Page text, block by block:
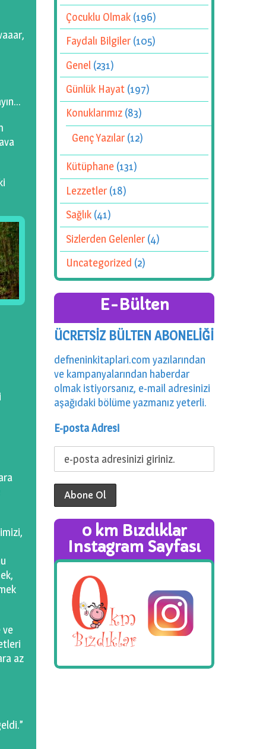
ve
az
Çocuklu Olmak (196)
Faydalı Bilgiler(105)
Genel (231)
Günlük Hayat (197)
Konuklarımız (83)
Genç Yazılar(12)
Kütüphane (131)
Lezzetler(18)
Sağlık (41)
Sizlerden Gelenler(4)
Uncategorized (2)
E-Bülten
ÜCRETSİZ BÜLTEN ABONELİĞİ
defneninkitaplari.com yazılarından
ve kampanyalarından haberdar
olmak istiyorsanız, e-mail adresinizi
aşağıdaki bölüme yazmanız yeterli.
E-posta Adresi
0 km Bızdıklar
Instagram Sayfası